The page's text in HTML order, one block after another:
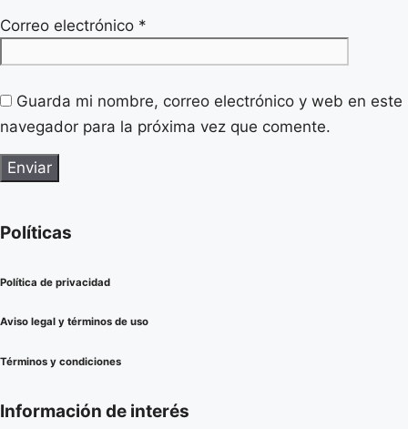
Correo electrónico *
Guarda mi nombre, correo electrónico y web en este
navegador para la próxima vez que comente.
Políticas
Política de privacidad
Aviso legal y términos de uso
Términos y condiciones
Información de interés